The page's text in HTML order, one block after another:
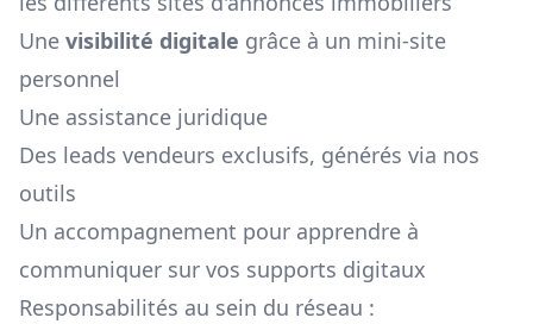
Une visibilité digitale grâce à un mini-site
personnel
Une assistance juridique
Des leads vendeurs exclusifs, générés via nos
outils
Un accompagnement pour apprendre à
communiquer sur vos supports digitaux
Responsabilités au sein du réseau :